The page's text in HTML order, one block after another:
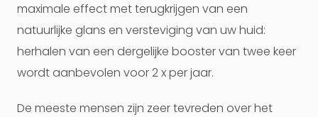
maximale effect met terugkrijgen van een
natuurlijke glans en versteviging van uw huid:
herhalen van een dergelijke booster van twee keer
wordt aanbevolen voor 2 x per jaar.
De meeste mensen zijn zeer tevreden over het